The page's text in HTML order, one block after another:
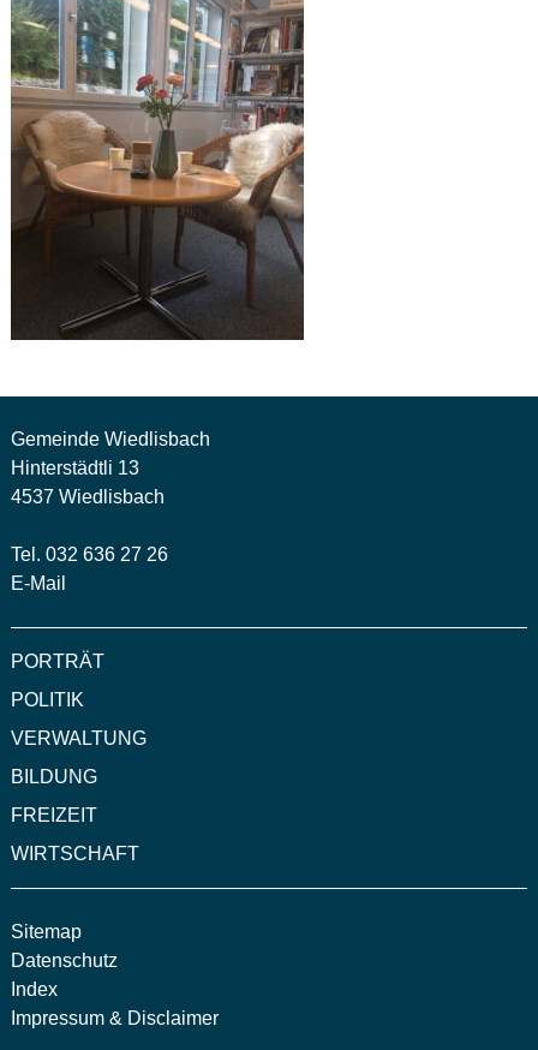
Gemeinde Wiedlisbach
Hinterstädtli 13
4537 Wiedlisbach
Tel. 032 636 27 26
E-Mail
PORTRÄT
POLITIK
VERWALTUNG
BILDUNG
FREIZEIT
WIRTSCHAFT
Sitemap
Datenschutz
Index
Impressum & Disclaimer